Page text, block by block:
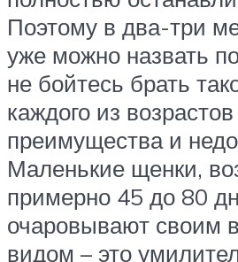
Поэтому в два-три
уже можно назвать
не бойтесь брать
каждого из
преимущества и
Маленькие щенки,
примерно 45 до 80
очаровывают своим
видом – это